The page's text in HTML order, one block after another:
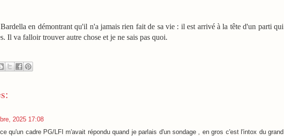
en démontrant qu'il n'a jamais rien fait de sa vie : il est arrivé à la tête d'un parti qui
Il va falloir trouver autre chose et je ne sais pas quoi.
2025 17:08
qu'un cadre PG/LFI m'avait répondu quand je parlais d'un sondage , en gros c'est l'intox du grand